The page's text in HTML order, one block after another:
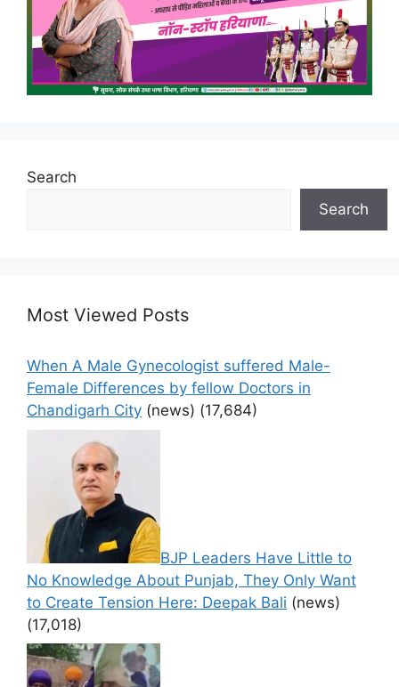
Search
Search
Most Viewed Posts
When A Male Gynecologist suffered Male-
Female Differences by fellow Doctors in
Chandigarh City (news) (17,684)
BJP Leaders Have Little to
No Knowledge About Punjab, They Only Want
to Create Tension Here: Deepak Bali (news)
(17,018)